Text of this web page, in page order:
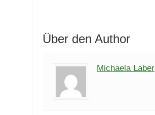
Über den Author
Michaela Laber